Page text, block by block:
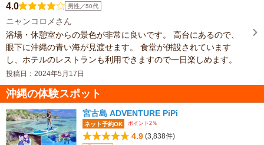
4.0 男性／50代
ニャンコロメさん
浴場・休憩室からの景色が非常に良いです。 高台にあるので、
眼下に沖縄の青い海が見渡せます。 食堂が併設されています
し、ホテルのレストランも利用できますので一日楽しめます。
投稿日：2024年5月17日
沖縄の体験スポット
宮古島 ADVENTURE PiPi
ネット予約OK ポイント2％
4.9 (3,838件)